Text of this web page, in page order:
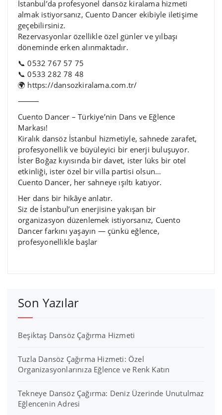
İstanbul’da profesyonel dansöz kiralama hizmeti
almak istiyorsanız, Cuento Dancer ekibiyle iletişime
geçebilirsiniz.
Rezervasyonlar özellikle özel günler ve yılbaşı
döneminde erken alınmaktadır.
📞 0532 767 57 75
📞 0533 282 78 48
🌍 https://dansozkiralama.com.tr/
⸻
Cuento Dancer – Türkiye’nin Dans ve Eğlence
Markası!
Kiralık dansöz İstanbul hizmetiyle, sahnede zarafet,
profesyonellik ve büyüleyici bir enerji buluşuyor.
İster Boğaz kıyısında bir davet, ister lüks bir otel
etkinliği, ister özel bir villa partisi olsun…
Cuento Dancer, her sahneye ışıltı katıyor.
Her dans bir hikâye anlatır.
Siz de İstanbul’un enerjisine yakışan bir
organizasyon düzenlemek istiyorsanız, Cuento
Dancer farkını yaşayın — çünkü eğlence,
profesyonellikle başlar
Son Yazılar
Beşiktaş Dansöz Çağırma Hizmeti
Tuzla Dansöz Çağırma Hizmeti: Özel
Organizasyonlarınıza Eğlence ve Renk Katın
Tekneye Dansöz Çağırma: Deniz Üzerinde Unutulmaz
Eğlencenin Adresi